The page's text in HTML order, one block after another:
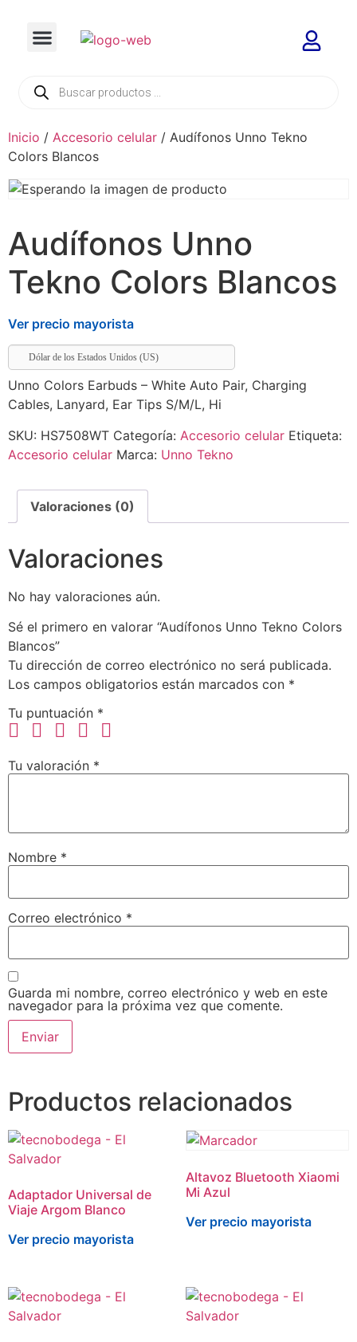
Inicio / Accesorio celular / Audífonos Unno Tekno
Colors Blancos
Audífonos Unno
Tekno Colors Blancos
Ver precio mayorista
Dólar de los Estados Unidos (US)
Unno Colors Earbuds – White Auto Pair, Charging
Cables, Lanyard, Ear Tips S/M/L, Hi
SKU: HS7508WT Categoría: Accesorio celular Etiqueta:
Accesorio celular Marca: Unno Tekno
Valoraciones (0)
Valoraciones
No hay valoraciones aún.
Sé el primero en valorar “Audífonos Unno Tekno Colors
Blancos”
Tu dirección de correo electrónico no será publicada.
Los campos obligatorios están marcados con *
Tu puntuación *
Tu valoración *
Nombre *
Correo electrónico *
Guarda mi nombre, correo electrónico y web en este
navegador para la próxima vez que comente.
Productos relacionados
Adaptador Universal de
Viaje Argom Blanco
Ver precio mayorista
Altavoz Bluetooth Xiaomi
Mi Azul
Ver precio mayorista